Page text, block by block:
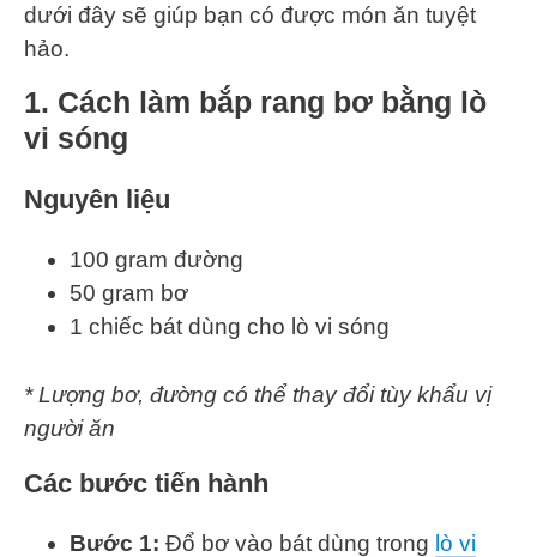
dưới đây sẽ giúp bạn có được món ăn tuyệt
hảo.
1. Cách làm bắp rang bơ bằng lò
vi sóng
Nguyên liệu
100 gram đường
50 gram bơ
1 chiếc bát dùng cho lò vi sóng
* Lượng bơ, đường có thể thay đổi tùy khẩu vị
người ăn
Các bước tiến hành
Bước 1: Đổ bơ vào bát dùng trong lò vi